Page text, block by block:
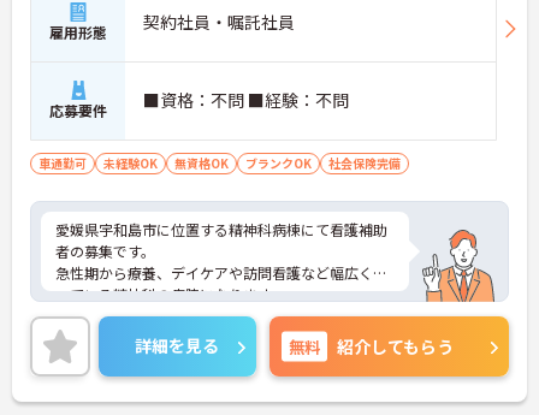
雇用形態 契約社員・嘱託社員
応募要件 ■資格：不問 ■経験：不問
車通勤可 未経験OK 無資格OK ブランクOK 社会保険完備
愛媛県宇和島市に位置する精神科病棟にて看護補助
者の募集です。
急性期から療養、デイケアや訪問看護など幅広く扱
っている精神科の病院になります。
無資格の方や未経験の方もご応募いただけますの
で、初めてチャレンジされたい方もお気軽にお問い
合わせください！
入社時は有期契約職員からのスタートとなります
が、正社員登用も積極的に行っています。
詳細を見る 無料 紹介してもらう